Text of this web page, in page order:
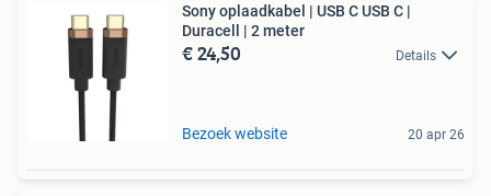
Sony oplaadkabel | USB C USB C |
Duracell | 2 meter
€ 24,50 Details
Bezoek website 20 apr 26